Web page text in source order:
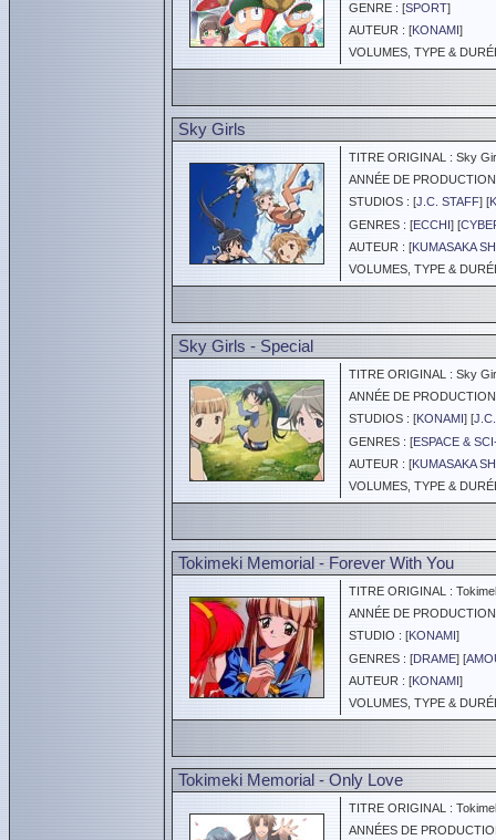
GENRE : [SPORT]
AUTEUR : [KONAMI]
VOLUMES, TYPE &
Sky Girls
TITRE ORIGINAL : Sky
ANNÉE DE
STUDIOS : [J.C. STAFF] [
GENRES : [ECCHI] [
AUTEUR : [KUMASAKA
VOLUMES, TYPE &
Sky Girls - Special
TITRE ORIGINAL : Sky
ANNÉE DE
STUDIOS : [KONAMI] [
GENRES : [ESPACE &
AUTEUR : [KUMASAKA
VOLUMES, TYPE &
Tokimeki Memorial - Forever With You
TITRE ORIGINAL :
ANNÉE DE
STUDIO : [KONAMI]
GENRES : [DRAME] [
AUTEUR : [KONAMI]
VOLUMES, TYPE &
Tokimeki Memorial - Only Love
TITRE ORIGINAL :
ANNÉES DE